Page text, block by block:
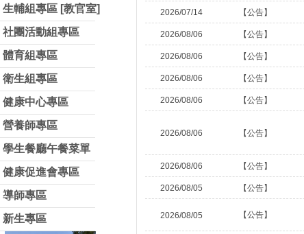
生輔組專區 [教官室]
社團活動組專區
體育組專區
衛生組專區
健康中心專區
營養師專區
學生餐廳午餐菜單
健康促進會專區
導師專區
新生專區
2026/07/14 【公告】
2026/08/06 【公告】
2026/08/06 【公告】
2026/08/06 【公告】
2026/08/06 【公告】
2026/08/06 【公告】
2026/08/06 【公告】
2026/08/05 【公告】
2026/08/05 【公告】